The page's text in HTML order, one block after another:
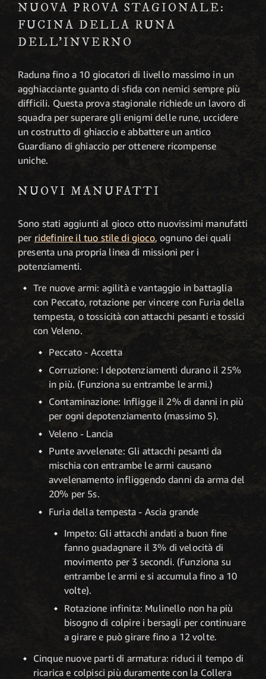
NUOVA PROVA STAGIONALE:
FUCINA DELLA RUNA
DELL'INVERNO
Raduna fino a 10 giocatori di livello massimo in un
agghiacciante guanto di sfida con nemici sempre più
difficili. Questa prova stagionale richiede un lavoro di
squadra per superare gli enigmi delle rune, uccidere
un costrutto di ghiaccio e abbattere un antico
Guardiano di ghiaccio per ottenere ricompense
uniche.
NUOVI MANUFATTI
Sono stati aggiunti al gioco otto nuovissimi manufatti
per ridefinire il tuo stile di gioco, ognuno dei quali
presenta una propria linea di missioni per i
potenziamenti.
Tre nuove armi: agilità e vantaggio in battaglia
con Peccato, rotazione per vincere con Furia della
tempesta, o tossicità con attacchi pesanti e tossici
con Veleno.
Peccato - Accetta
Corruzione: I depotenziamenti durano il 25%
in più. (Funziona su entrambe le armi.)
Contaminazione: Infligge il 2% di danni in più
per ogni depotenziamento (massimo 5).
Veleno - Lancia
Punte avvelenate: Gli attacchi pesanti da
mischia con entrambe le armi causano
avvelenamento infliggendo danni da arma del
20% per 5s.
Furia della tempesta - Ascia grande
Impeto: Gli attacchi andati a buon fine
fanno guadagnare il 3% di velocità di
movimento per 3 secondi. (Funziona su
entrambe le armi e si accumula fino a 10
volte).
Rotazione infinita: Mulinello non ha più
bisogno di colpire i bersagli per continuare
a girare e può girare fino a 12 volte.
Cinque nuove parti di armatura: riduci il tempo di
ricarica e colpisci più duramente con la Collera